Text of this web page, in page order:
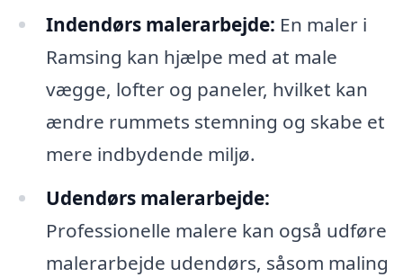
Indendørs malerarbejde: En maler i
Ramsing kan hjælpe med at male
vægge, lofter og paneler, hvilket kan
ændre rummets stemning og skabe et
mere indbydende miljø.
Udendørs malerarbejde:
Professionelle malere kan også udføre
malerarbejde udendørs, såsom maling